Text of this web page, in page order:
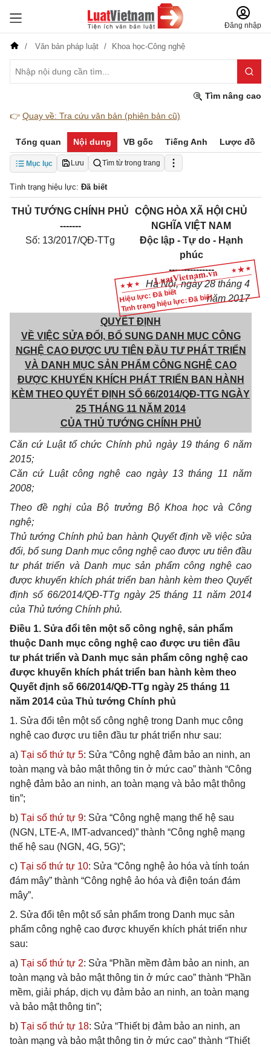
Đăng nhập
Văn bản pháp luật Khoa học-Công nghệ
Tìm nâng cao
👉 Quay về: Tra cứu văn bản (phiên bản cũ)
Tổng quan Nội dung VB gốc Tiếng Anh Lược đồ
Mục lục Lưu Tìm từ trong trang
Tình trạng hiệu lực: Đã biết
Hiệu lực: Đã biết
Tình trạng hiệu lực: Đã biết
THỦ TƯỚNG CHÍNH PHỦ
-------
Số: 13/2017/QĐ-TTg
CỘNG HÒA XÃ HỘI CHỦ
NGHĨA VIỆT NAM
Độc lập - Tự do - Hạnh
phúc
---------------
Hà Nội, ngày 28 tháng 4
năm 2017
QUYẾT ĐỊNH
VỀ VIỆC SỬA ĐỔI, BỔ SUNG DANH MỤC CÔNG
NGHỆ CAO ĐƯỢC ƯU TIÊN ĐẦU TƯ PHÁT TRIỂN
VÀ DANH MỤC SẢN PHẨM CÔNG NGHỆ CAO
ĐƯỢC KHUYẾN KHÍCH PHÁT TRIỂN BAN HÀNH
KÈM THEO QUYẾT ĐỊNH SỐ 66/2014/QĐ-TTG NGÀY
25 THÁNG 11 NĂM 2014
CỦA THỦ TƯỚNG CHÍNH PHỦ
Căn cứ Luật tổ chức Chính phủ ngày 19 tháng 6 năm
2015;
Căn cứ Luật công nghệ cao ngày 13 tháng 11 năm
2008;
Theo đề nghị của Bộ trưởng Bộ Khoa học và Công
nghệ;
Thủ tướng Chính phủ ban hành Quyết định về việc sửa
đổi, bổ sung Danh mục công nghệ cao được ưu tiên đầu
tư phát triển và Danh mục sản phẩm công nghệ cao
được khuyến khích phát triển ban hành kèm theo Quyết
định số 66/2014/QĐ-TTg ngày 25 tháng 11 năm 2014
của Thủ tướng Chính phủ.
Điều 1. Sửa đổi tên một số công nghệ, sản phẩm
thuộc Danh mục công nghệ cao được ưu tiên đầu
tư phát triển và Danh mục sản phẩm công nghệ cao
được khuyến khích phát triển ban hành kèm theo
Quyết định số 66/2014/QĐ-TTg ngày 25 tháng 11
năm 2014 của Thủ tướng Chính phủ
1. Sửa đổi tên một số công nghệ trong Danh mục công
nghệ cao được ưu tiên đầu tư phát triển như sau:
a) Tại số thứ tự 5: Sửa “Công nghệ đảm bảo an ninh, an
toàn mạng và bảo mật thông tin ở mức cao” thành “Công
nghệ đảm bảo an ninh, an toàn mạng và bảo mật thông
tin”;
b) Tại số thứ tự 9: Sửa “Công nghệ mạng thế hệ sau
(NGN, LTE-A, IMT-advanced)” thành “Công nghệ mạng
thế hệ sau (NGN, 4G, 5G)”;
c) Tại số thứ tự 10: Sửa “Công nghệ ảo hóa và tính toán
đám mây” thành “Công nghệ ảo hóa và điện toán đám
mây”.
2. Sửa đổi tên một số sản phẩm trong Danh mục sản
phẩm công nghệ cao được khuyến khích phát triển như
sau:
a) Tại số thứ tự 2: Sửa “Phần mềm đảm bảo an ninh, an
toàn mạng và bảo mật thông tin ở mức cao” thành “Phần
mềm, giải pháp, dịch vụ đảm bảo an ninh, an toàn mạng
và bảo mật thông tin”;
b) Tại số thứ tự 18: Sửa “Thiết bị đảm bảo an ninh, an
toàn mạng và bảo mật thông tin ở mức cao” thành “Thiết